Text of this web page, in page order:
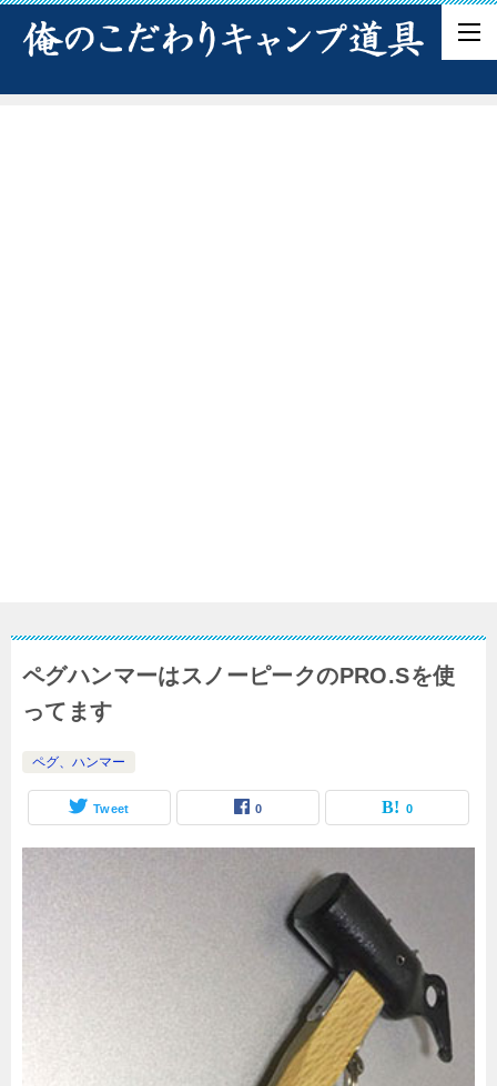
ペグハンマーはスノーピークのPRO.Sを使
ってます
ペグ、ハンマー
Tweet 0 0